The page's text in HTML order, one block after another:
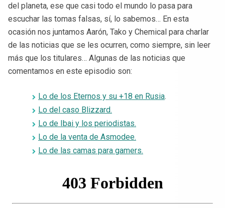
del planeta, ese que casi todo el mundo lo pasa para
escuchar las tomas falsas, sí, lo sabemos… En esta
ocasión nos juntamos Aarón, Tako y Chemical para charlar
de las noticias que se les ocurren, como siempre, sin leer
más que los titulares… Algunas de las noticias que
comentamos en este episodio son:
Lo de los Eternos y su +18 en Rusia.
Lo del caso Blizzard.
Lo de Ibai y los periodistas.
Lo de la venta de Asmodee.
Lo de las camas para gamers.